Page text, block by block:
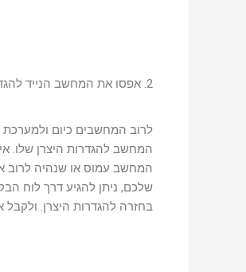
2. אפסו את המחשב הנייד להגדרות היצרן באם יש צורך לכך
המחשב להגדרות היצרן שלו.
המחשב עמוס או שנהיה לרוב
שלכם, ניתן להגיע דרך לוח
בחזרה להגדרות היצרן.